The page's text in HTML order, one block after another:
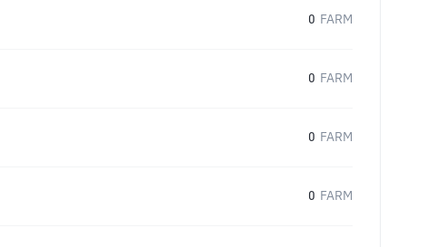
0 FARM
0 FARM
0 FARM
0 FARM